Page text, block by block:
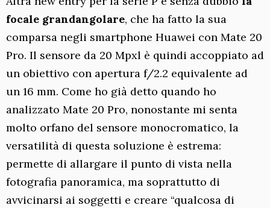
focale grandangolare, che ha fatto la sua
comparsa negli smartphone Huawei con Mate 20
Pro. Il sensore da 20 Mpxl è quindi accoppiato ad
un obiettivo con apertura f/2.2 equivalente ad
un 16 mm. Come ho già detto quando ho
analizzato Mate 20 Pro, nonostante mi senta
molto orfano del sensore monocromatico, la
versatilità di questa soluzione è estrema:
permette di allargare il punto di vista nella
fotografia panoramica, ma soprattutto di
avvicinarsi ai soggetti e creare “qualcosa di